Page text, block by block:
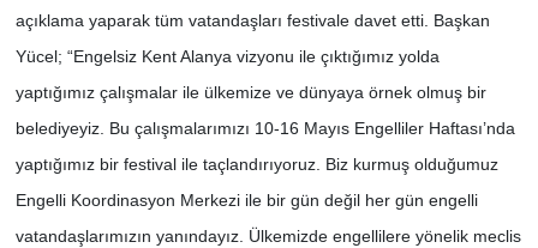
açıklama yaparak tüm vatandaşları festivale davet etti. Başkan
Yücel; “Engelsiz Kent Alanya vizyonu ile çıktığımız yolda
yaptığımız çalışmalar ile ülkemize ve dünyaya örnek olmuş bir
belediyeyiz. Bu çalışmalarımızı 10-16 Mayıs Engelliler Haftası’nda
yaptığımız bir festival ile taçlandırıyoruz. Biz kurmuş olduğumuz
Engelli Koordinasyon Merkezi ile bir gün değil her gün engelli
vatandaşlarımızın yanındayız. Ülkemizde engellilere yönelik meclis